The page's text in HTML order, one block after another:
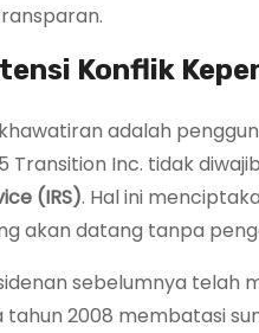
Konflik
adalah
Transition Inc. tidak
(IRS). Hal ini
akan datang tanpa
sebelumnya telah
2008 membatasi